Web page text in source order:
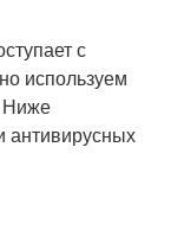
с
используем
Ниже
антивирусных